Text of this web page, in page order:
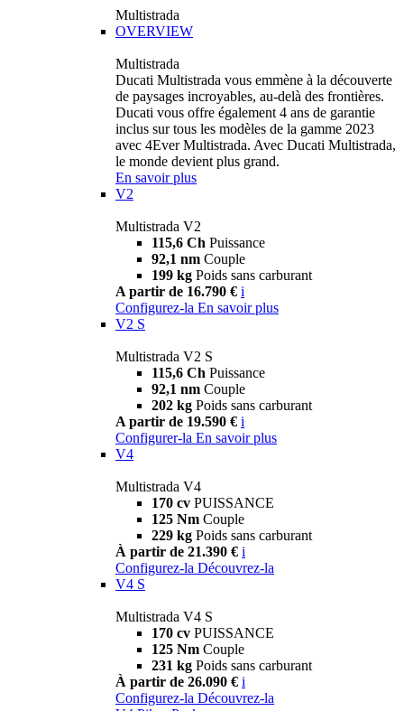
Multistrada
OVERVIEW
Multistrada
Ducati Multistrada vous emmène à la découverte
de paysages incroyables, au-delà des frontières.
Ducati vous offre également 4 ans de garantie
inclus sur tous les modèles de la gamme 2023
avec 4Ever Multistrada. Avec Ducati Multistrada,
le monde devient plus grand.
En savoir plus
V2
Multistrada V2
115,6 Ch Puissance
92,1 nm Couple
199 kg Poids sans carburant
A partir de 16.790 € i
Configurez-la En savoir plus
V2 S
Multistrada V2 S
115,6 Ch Puissance
92,1 nm Couple
202 kg Poids sans carburant
A partir de 19.590 € i
Configurer-la En savoir plus
V4
Multistrada V4
170 cv PUISSANCE
125 Nm Couple
229 kg Poids sans carburant
À partir de 21.390 € i
Configurez-la Découvrez-la
V4 S
Multistrada V4 S
170 cv PUISSANCE
125 Nm Couple
231 kg Poids sans carburant
À partir de 26.090 € i
Configurez-la Découvrez-la